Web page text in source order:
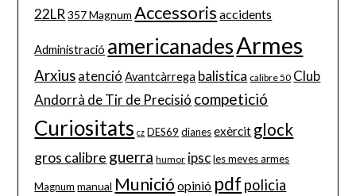
22LR 357 Magnum Accessoris accidents
Administració americanadesArmes
Arxius atenció Avantcàrrega balistica calibre 50 Club
Andorrà de Tir de Precisió competició
Curiositats cz DES69 dianes exèrcit glock
gros calibre guerra humor ipsc les meves armes
Magnum manual Munició opinió pdf policia